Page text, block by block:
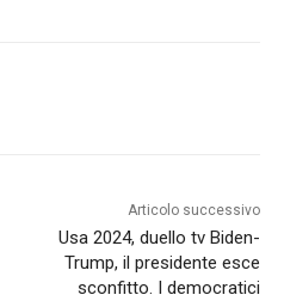
Articolo successivo
Usa 2024, duello tv Biden-
Trump, il presidente esce
sconfitto. I democratici